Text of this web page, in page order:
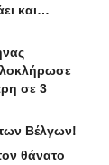
και…
σε 3
Βέλγων!
θάνατο